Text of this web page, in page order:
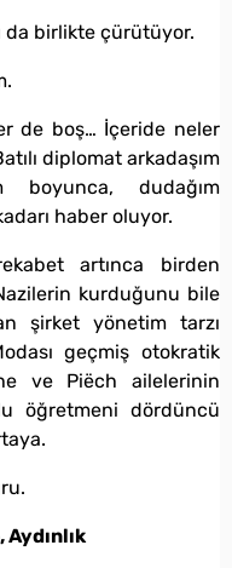
da birlikte çürütüyor.
de boş… İçeride neler
diplomat arkadaşım
boyunca, dudağım
haber oluyor.
artınca birden
kurduğunu bile
şirket yönetim tarzı
geçmiş otokratik
ve Piëch ailelerinin
öğretmeni dördüncü